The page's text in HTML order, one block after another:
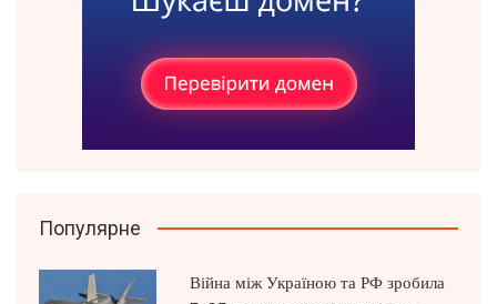
Популярне
Війна між Україною та РФ зробила